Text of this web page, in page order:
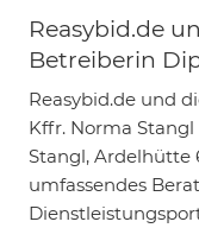
Reasybid.de
Betreiberin
Reasybid.de und
Kffr. Norma
Stangl, Ardelhütte
umfassendes